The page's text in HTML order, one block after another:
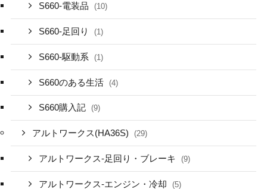
S660-電装品 (10)
S660-足回り (1)
S660-駆動系 (1)
S660のある生活 (4)
S660購入記 (9)
アルトワークス(HA36S) (29)
アルトワークス-足回り・ブレーキ (9)
アルトワークス-エンジン・冷却 (5)